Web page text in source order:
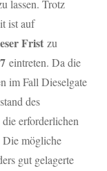
lassen. Trotz
ist auf
Frist zu
eintreten. Da die
im Fall Dieselgate
des
erforderlichen
Die mögliche
gut gelagerte